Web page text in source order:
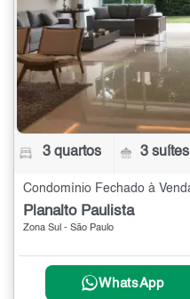
3 quartos 3 suítes
Planalto Paulista
Zona Sul - São Paulo
WhatsApp